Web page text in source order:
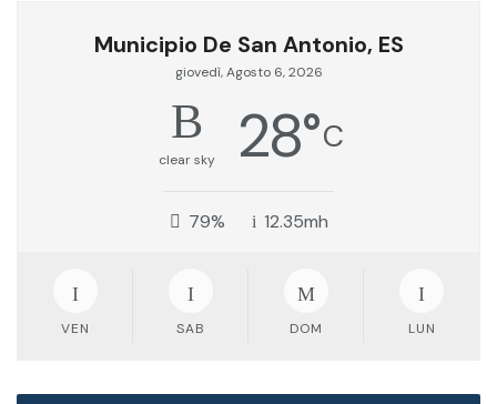
Municipio De San Antonio, ES
giovedì, Agosto 6, 2026
clear sky 28°C
79% 12.35mh
VEN SAB DOM LUN